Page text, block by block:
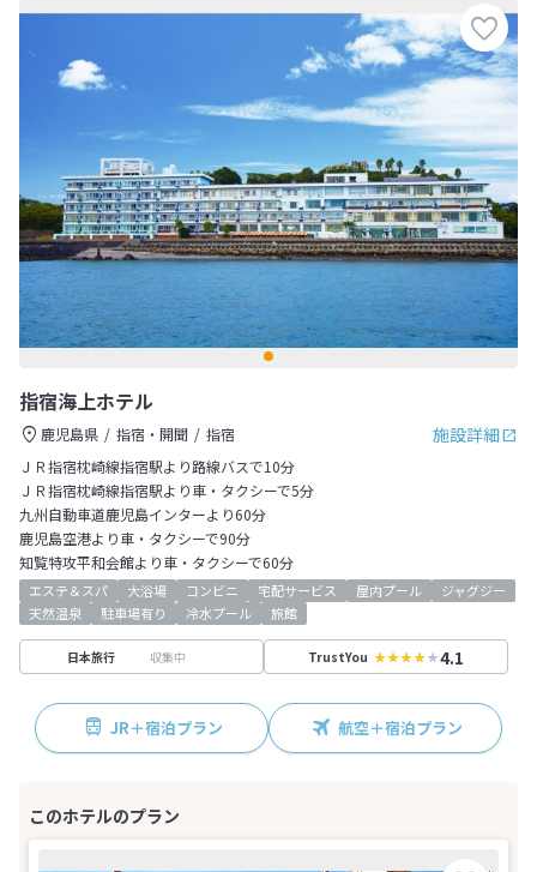
指宿海上ホテル
施設詳細
鹿児島県 指宿・開聞
指宿
ＪＲ指宿枕崎線指宿駅より路線バスで10分
ＪＲ指宿枕崎線指宿駅より車・タクシーで5分
九州自動車道鹿児島インターより60分
鹿児島空港より車・タクシーで90分
知覧特攻平和会館より車・タクシーで60分
エステ＆スパ 大浴場 コンビニ 宅配サービス 屋内プール
ジャグジー
天然温泉
駐車場有り 冷水プール 旅館
日本旅行 収集中 TrustYou 4.1
JR＋宿泊プラン 航空＋宿泊プラン